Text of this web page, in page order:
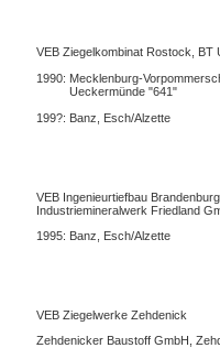
VEB Ziegelkombinat Rostock, BT
1990: Mecklenburg-
Ueckermünde "641"
199?: Banz, Esch/Alzette
VEB Ingenieurtiefbau
Industriemineralwerk Friedland
1995: Banz, Esch/Alzette
VEB Ziegelwerke Zehdenick
Zehdenicker Baustoff GmbH,